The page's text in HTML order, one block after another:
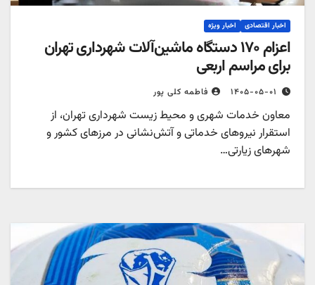
اخبار اقتصادی اخبار ویژه
اعزام ۱۷۰ دستگاه ماشین‌آلات شهرداری تهران
برای مراسم اربعی
۱۴۰۵-۰۵-۰۱ فاطمه کلی پور
معاون خدمات شهری و محیط زیست شهرداری تهران، از
استقرار نیروهای خدماتی و آتش‌نشانی در مرزهای کشور و
شهرهای زیارتی…